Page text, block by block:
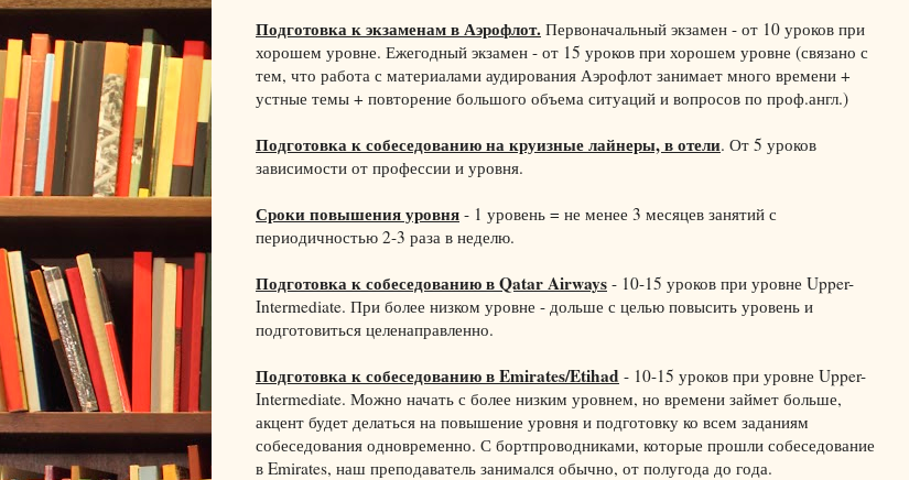
Подготовка к экзаменам в Аэрофлот. Первоначальный экзамен - от 10 уроков при
хорошем уровне. Ежегодный экзамен - от 15 уроков при хорошем уровне (связано с
тем, что работа с материалами аудирования Аэрофлот занимает много времени +
устные темы + повторение большого объема ситуаций и вопросов по проф.англ.)
Подготовка к собеседованию на круизные лайнеры, в отели. От 5 уроков
зависимости от профессии и уровня.
Сроки повышения уровня - 1 уровень = не менее 3 месяцев занятий с
периодичностью 2-3 раза в неделю.
Подготовка к собеседованию в Qatar Airways - 10-15 уроков при уровне Upper-
Intermediate. При более низком уровне - дольше с целью повысить уровень и
подготовиться целенаправленно.
Подготовка к собеседованию в Emirates/Etihad - 10-15 уроков при уровне Upper-
Intermediate. Можно начать с более низким уровнем, но времени займет больше,
акцент будет делаться на повышение уровня и подготовку ко всем заданиям
собеседования одновременно. С бортпроводниками, которые прошли собеседование
в Emirates, наш преподаватель занимался обычно, от полугода до года.